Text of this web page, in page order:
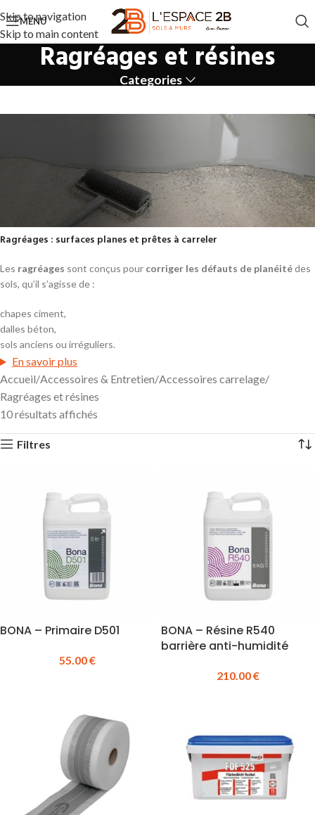
Skip to navigation
Skip to main content
MENU
Ragréages et résines
Categories
RAGREAGES ET RÉSINES
Préparation professionnelle des sols avant carrelage
Pour une
préparation du support est essentielle. Notre gamme
d’accessoires ragréages et résines
renforcer et protéger tous types de sols avant l’installation de
humide ou poreux
, nos produits garantissent un résultat
professionnel et durable.
Demander un devis
Ragréages : surfaces planes et prêtes à carreler
Les ragréages sont conçus pour corriger les défauts de planéitédes
sols, qu’il s’agisse de :
chapes ciment,
dalles béton,
sols anciens ou irréguliers.
En savoir plus
Accueil Accessoires & Entretien Accessoires carrelage
Ragréages et résines
10 résultats affichés
Filtres
BONA – Primaire D501
55.00€
BONA – Résine R540
barrière anti-humidité
210.00€